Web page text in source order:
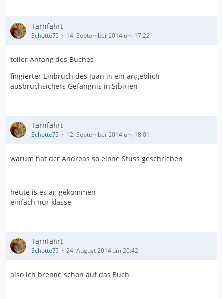
Tarnfahrt
Schotte75 14. September 2014 um 17:22
toller Anfang des Buches
fingierter Einbruch des Juan in ein angeblich
ausbruchsichers Gefängnis in Sibirien
Tarnfahrt
Schotte75 12. September 2014 um 18:01
warum hat der Andreas so einne Stuss geschrieben
heute is es an gekommen
einfach nur klasse
Tarnfahrt
Schotte75 24. August 2014 um 20:42
also ich brenne schon auf das Buch